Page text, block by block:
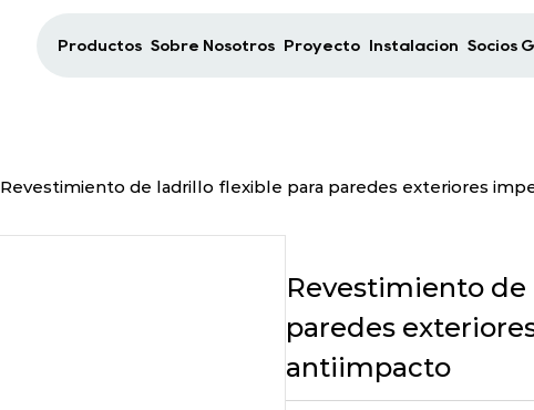
Productos Sobre Nosotros Proyecto Instalación Socios
Revestimiento de ladrillo flexible para paredes exteriores
Revestimiento
paredes
antiimpacto